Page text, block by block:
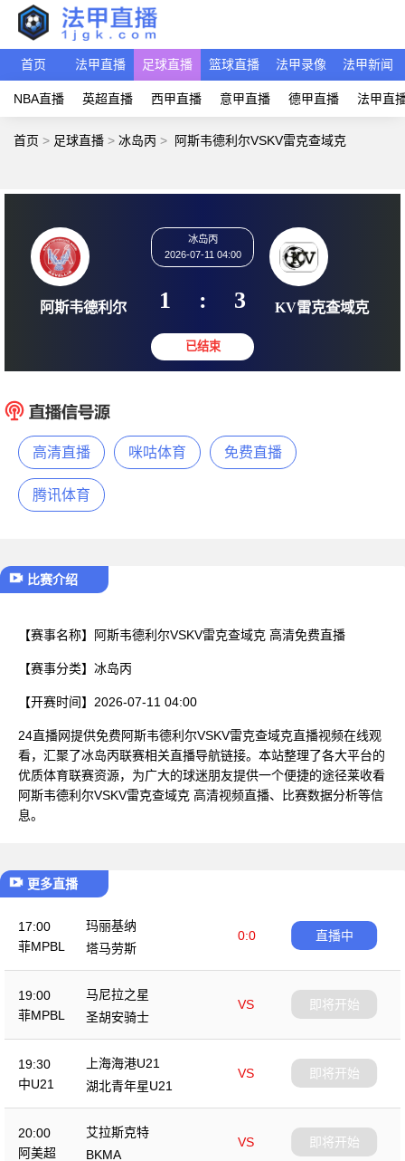
首页 法甲直播 足球直播 篮球直播 法甲录像 法甲新闻
NBA直播 英超直播 西甲直播 意甲直播 德甲直播 法甲直
首页 > 足球直播 > 冰岛丙 > 阿斯韦德利尔VSKV雷克查域克
阿斯韦德利尔
冰岛丙
2026-07-11 04:00
1 : 3 KV雷克
高清直播 咪咕体育 免费直播
腾讯体育
比赛介绍
【赛事名称】 阿斯韦德利尔VSKV雷克查域克 高清免费直播
【赛事分类】 冰岛丙
【开赛时间】 2026-07-11 04:00
24直播网提供免费阿斯韦德利尔VSKV雷克查域克直播视频在线观
看，汇聚了冰岛丙联赛相关直播导航链接。本站整理了各大平台的
优质体育联赛资源，为广大的球迷朋友提供一个便捷的途径莱收看
阿斯韦德利尔VSKV雷克查域克 高清视频直播、比赛数据分析等信
息。
更多直播
17:00
菲MPBL
玛丽基纳
0:0
塔马劳斯
直播中
19:00
菲MPBL
马尼拉之星
VS
圣胡安骑士
即将开始
19:30
中U21
上海海港U21
VS
湖北青年星U21
即将开始
20:00
阿美超
艾拉斯克特
VS
BKMA
即将开始